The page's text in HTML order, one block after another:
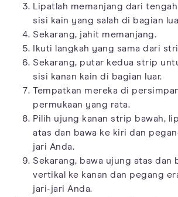
Lipatlah memanjang dari
sisi kain yang salah di bagian
Sekarang, jahit memanjang.
Ikuti langkah yang sama dari
Sekarang, putar kedua strip
sisi kanan kain di bagian luar.
Tempatkan mereka di
permukaan yang rata.
Pilih ujung kanan strip bawah,
atas dan bawa ke kiri dan
jari Anda.
Sekarang, bawa ujung atas dan
vertikal ke kanan dan pegang
jari-jari Anda.